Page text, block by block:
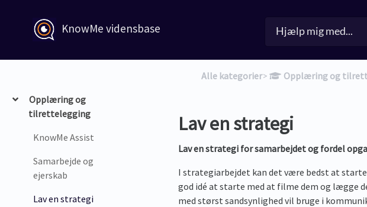
KnowMe vidensbase
Opplæring og
tilrettelegging
KnowMe Assist
Samarbejde og
ejerskab
Lav en strategi
Alle kategorier​>​ ​Opplæring og
Lav en strategi
Lav en strategi for samarbejdet og fordel
I strategiarbejdet kan det være bedst at
god idé at starte med at filme dem og lægge
med størst sandsynlighed vil bruge i